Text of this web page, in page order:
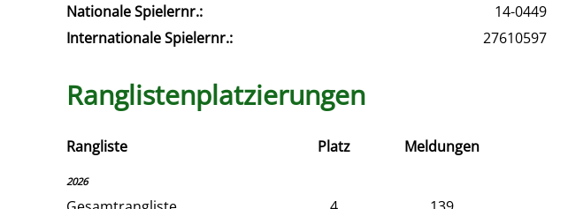
Nationale Spielernr.:
14-0449
Internationale Spielernr.:
27610597
Ranglistenplatzierungen
Rangliste Platz Meldungen
2026